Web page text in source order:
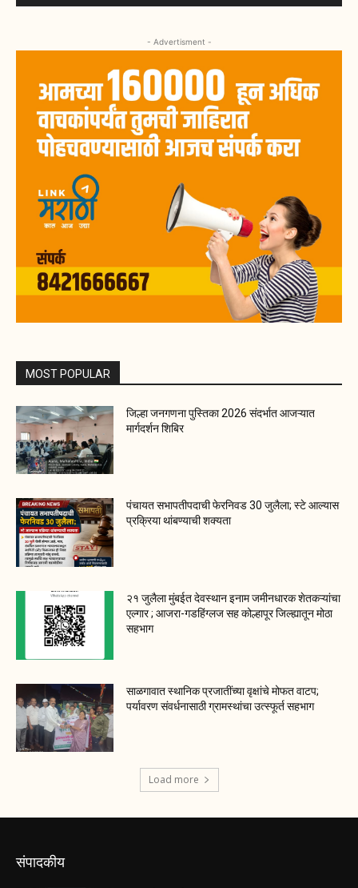
- Advertisment -
MOST POPULAR
जिल्हा जनगणना पुस्तिका 2026 संदर्भात आजऱ्यात
मार्गदर्शन शिबिर
पंचायत सभापतीपदाची फेरनिवड 30 जुलैला; स्टे आल्यास
प्रक्रिया थांबण्याची शक्यता
२१ जुलैला मुंबईत देवस्थान इनाम जमीनधारक शेतकऱ्यांचा
एल्गार ; आजरा-गडहिंग्लज सह कोल्हापूर जिल्ह्यातून मोठा
सहभाग
साळगावात स्थानिक प्रजातींच्या वृक्षांचे मोफत वाटप;
पर्यावरण संवर्धनासाठी ग्रामस्थांचा उत्स्फूर्त सहभाग
Load more
संपादकीय